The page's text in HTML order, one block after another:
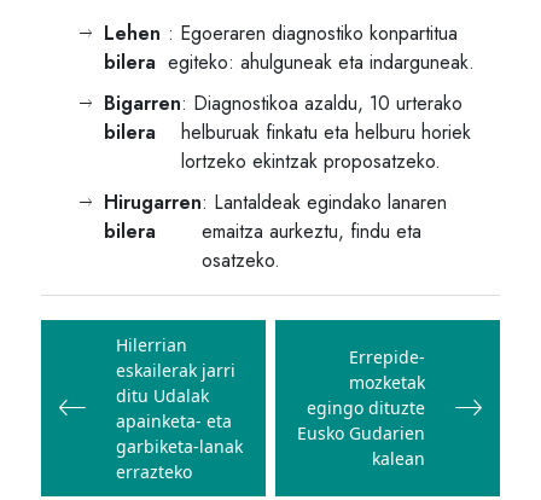
Lehen
bilera
: Egoeraren diagnostiko konpartitua
egiteko: ahulguneak eta indarguneak.
Bigarren
bilera
: Diagnostikoa azaldu, 10 urterako
helburuak finkatu eta helburu horiek
lortzeko ekintzak proposatzeko.
Hirugarren
bilera
: Lantaldeak egindako lanaren
emaitza aurkeztu, findu eta
osatzeko.
Bidalketetan
zehar
nabigatu
Hilerrian
eskailerak jarri
ditu Udalak
apainketa- eta
garbiketa-lanak
errazteko
Errepide-
mozketak
egingo dituzte
Eusko Gudarien
kalean